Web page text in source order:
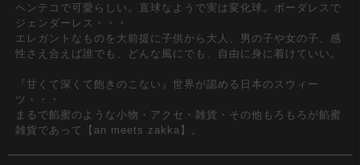
ヘンテコで可愛らしい。直球なようで実は変化球。ボーダレスで
ジェンダーレス・・・
エレガントなものを大前提に子供から大人、男の子や女の子、感
性さえ合えば誰でも、どんな風にでも、自由に身に着けていい。
『甘くて深くて飽きのこない』世界が認める日本のスウィー
ツ・・・
まるで餡蜜のような小物・アクセ・雑貨・その他もろもろが餡蜜
雑貨であって【an meets zakka】。